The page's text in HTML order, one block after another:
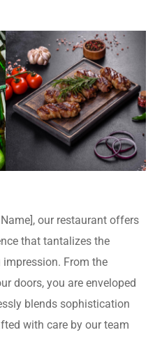
our restaurant offers
that tantalizes the
From the
doors, you are enveloped
blends sophistication
with care by our team